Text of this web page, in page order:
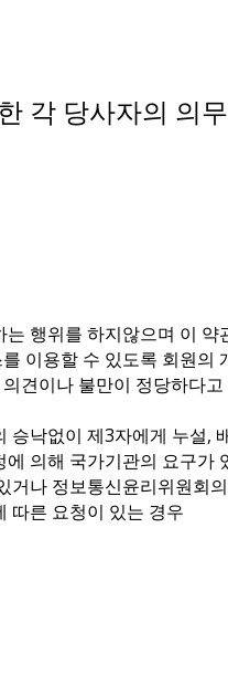
각 당사자의 의무
는 행위를 하지않으며 이
이용할 수 있도록 회원
견이나 불만이 정당하다
승낙없이 제3자에게 누설,
의해 국가기관의 요구가
나 정보통신윤리위원회
따른 요청이 있는 경우